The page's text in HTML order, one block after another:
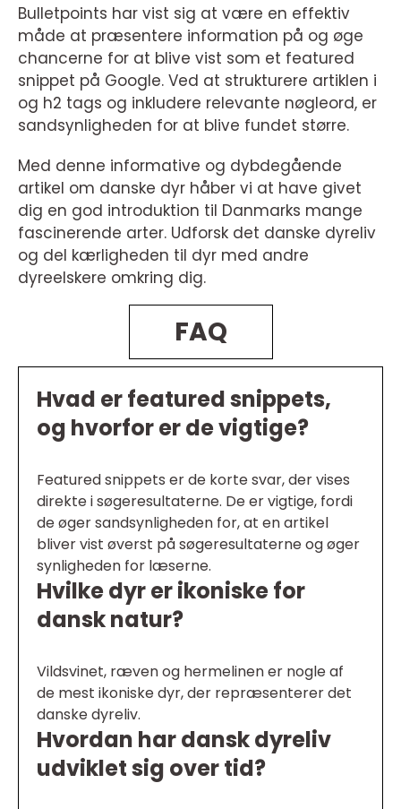
Bulletpoints har vist sig at være en effektiv
måde at præsentere information på og øge
chancerne for at blive vist som et featured
snippet på Google. Ved at strukturere artiklen i
og h2 tags og inkludere relevante nøgleord, er
sandsynligheden for at blive fundet større.
Med denne informative og dybdegående
artikel om danske dyr håber vi at have givet
dig en god introduktion til Danmarks mange
fascinerende arter. Udforsk det danske dyreliv
og del kærligheden til dyr med andre
dyreelskere omkring dig.
FAQ
Hvad er featured snippets,
og hvorfor er de vigtige?
Featured snippets er de korte svar, der vises
direkte i søgeresultaterne. De er vigtige, fordi
de øger sandsynligheden for, at en artikel
bliver vist øverst på søgeresultaterne og øger
synligheden for læserne.
Hvilke dyr er ikoniske for
dansk natur?
Vildsvinet, ræven og hermelinen er nogle af
de mest ikoniske dyr, der repræsenterer det
danske dyreliv.
Hvordan har dansk dyreliv
udviklet sig over tid?